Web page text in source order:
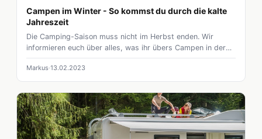
Campen im Winter - So kommst du durch die kalte
Jahreszeit
Die Camping-Saison muss nicht im Herbst enden. Wir
informieren euch über alles, was ihr übers Campen in der
kalten Jahreszeit wissen müsst.
Markus 13.02.2023